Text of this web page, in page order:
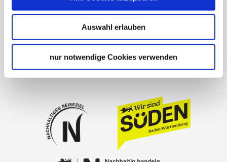
Auswahl erlauben
nur notwendige Cookies verwenden
Privacy policy
Contact
Masthead